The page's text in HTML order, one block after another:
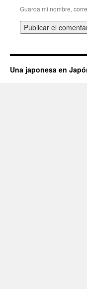
Guarda mi nombre,
Una japonesa en